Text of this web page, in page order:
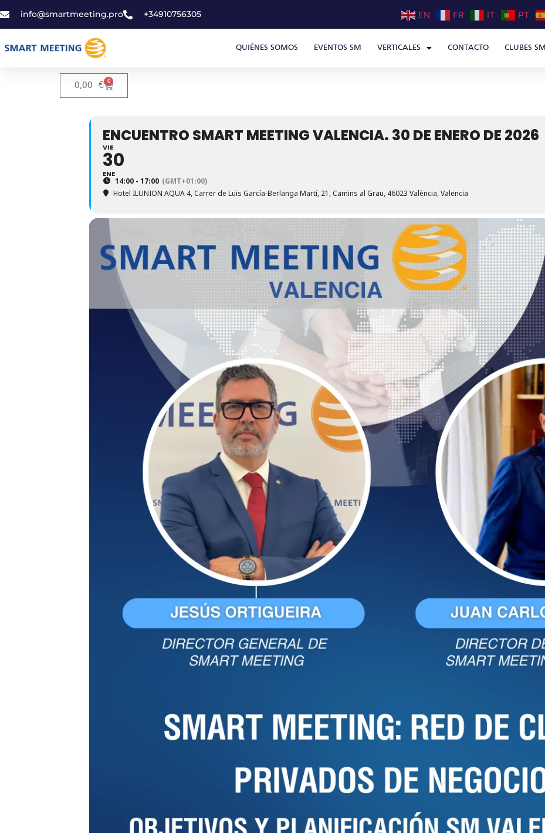
info@smartmeeting.pro +34910756305 EN FR IT PT
QUIÉNES SOMOS EVENTOS SM VERTICALES CONTACTO CLUBES SM
0,00 € 0
ENCUENTRO SMART MEETING VALENCIA. 30 DE ENERO DE 2026
VIE
30
ENE
14:00 - 17:00 (GMT+01:00)
Hotel ILUNION AQUA 4, Carrer de Luis García-Berlanga Martí, 21, Camins al Grau, 46023 València, Valencia